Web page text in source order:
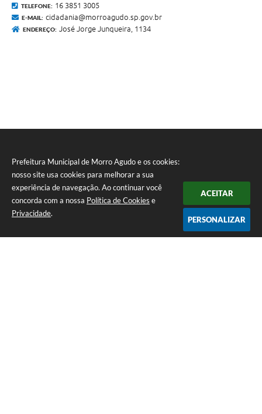
Prefeitura Municipal de Morro Agudo e os cookies:
nosso site usa cookies para melhorar a sua
experiência de navegação. Ao continuar você
concorda com a nossa Política de Cookies e
Privacidade.
ACEITAR
PERSONALIZAR
TELEFONE: 16 3851 3005
E-MAIL: cidadania@morroagudo.sp.gov.br
ENDEREÇO: José Jorge Junqueira, 1134